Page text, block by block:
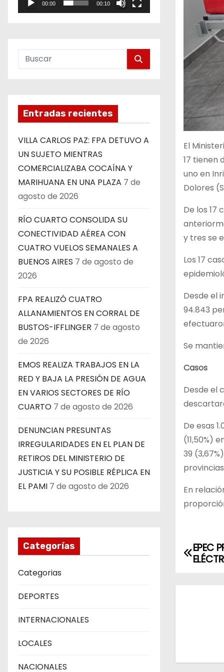
00:00 00:10
Entradas recientes
VILLA CARLOS PAZ: FPA DETUVO A
UN SUJETO MIENTRAS
COMERCIALIZABA COCAÍNA Y
MARIHUANA EN UNA PLAZA 7 de
agosto de 2026
RÍO CUARTO CONSOLIDA SU
CONECTIVIDAD AÉREA CON
CUATRO VUELOS SEMANALES A
BUENOS AIRES 7 de agosto de
2026
FPA REALIZÓ CUATRO
ALLANAMIENTOS EN CORRAL DE
BUSTOS-IFFLINGER 7 de agosto
de 2026
EMOS REALIZA TRABAJOS EN LA
RED Y BAJA LA PRESIÓN DE AGUA
EN VARIOS SECTORES DE RÍO
CUARTO 7 de agosto de 2026
DENUNCIAN PRESUNTAS
IRREGULARIDADES EN EL PLAN DE
RETIROS DEL MINISTERIO DE
JUSTICIA Y SU POSIBLE RÉPLICA EN
EL PAMI 7 de agosto de 2026
Categorías
Categorias
DEPORTES
INTERNACIONALES
LOCALES
NACIONALES
El
17 tienen
uno en
Dolores
De los 17
y tres se
Los 17
Desde el
94.843
Se
Casos
Desde el
De esas
(11,50%)
39
En
NEPEC